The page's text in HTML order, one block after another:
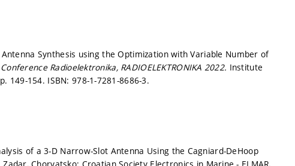
Synthesis using the Optimization with Variable Number of
Radioelektronika, RADIOELEKTRONIKA 2022. Institute
p. 149-154. ISBN: 978-1-7281-8686-3.
of a 3-D Narrow-Slot Antenna Using the Cagniard-DeHoop